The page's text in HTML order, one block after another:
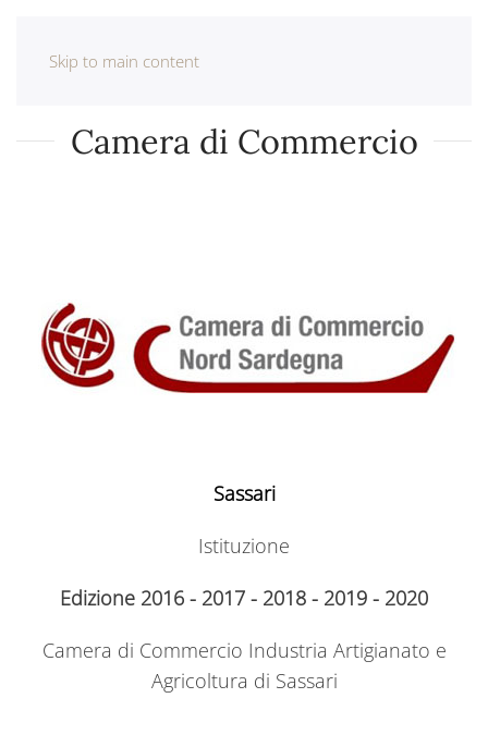
Skip to main content
Camera di Commercio
Sassari
Istituzione
Edizione 2016 - 2017 - 2018 - 2019 - 2020
Camera di Commercio Industria Artigianato e
Agricoltura di Sassari